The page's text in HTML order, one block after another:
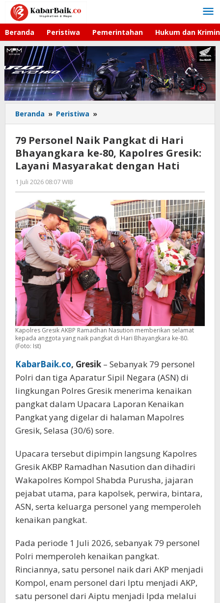
Lewati
konten
Beranda Peristiwa Pemerintahan Hukum dan
Beranda » Peristiwa »
Personel
Pangkat
di
Hari
Kapolres
Gresik:
Layani
Masyarakat
dengan
Hati
79 Personel Naik Pangkat di Hari
Bhayangkara ke-80, Kapolres Gresik:
Layani Masyarakat dengan Hati
1 Juli 2026 08:07 WIB
Andika
Kapolres Gresik AKBP Ramadhan Nasution memberikan selamat
kepada anggota yang naik pangkat di Hari Bhayangkara ke-80.
(Foto: Ist)
KabarBaik.co, Gresik – Sebanyak 79 personel
Polri dan tiga Aparatur Sipil Negara (ASN) di
lingkungan Polres Gresik menerima kenaikan
pangkat dalam Upacara Laporan Kenaikan
Pangkat yang digelar di halaman Mapolres
Gresik, Selasa (30/6) sore.
Upacara tersebut dipimpin langsung Kapolres
Gresik AKBP Ramadhan Nasution dan dihadiri
Wakapolres Kompol Shabda Purusha, jajaran
pejabat utama, para kapolsek, perwira, bintara,
ASN, serta keluarga personel yang memperoleh
kenaikan pangkat.
Pada periode 1 Juli 2026, sebanyak 79 personel
Polri memperoleh kenaikan pangkat.
Rinciannya, satu personel naik dari AKP menjadi
Kompol, enam personel dari Iptu menjadi AKP,
satu personel dari Aiptu menjadi Ipda melalui